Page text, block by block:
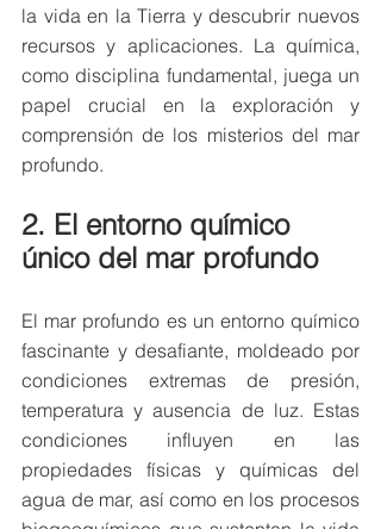
la vida en la Tierra y descubrir nuevos
recursos y aplicaciones. La química,
como disciplina fundamental, juega un
papel crucial en la exploración y
comprensión de los misterios del mar
profundo.
2. El entorno químico
único del mar profundo
El mar profundo es un entorno químico
fascinante y desafiante, moldeado por
condiciones extremas de presión,
temperatura y ausencia de luz. Estas
condiciones influyen en las
propiedades físicas y químicas del
agua de mar, así como en los procesos